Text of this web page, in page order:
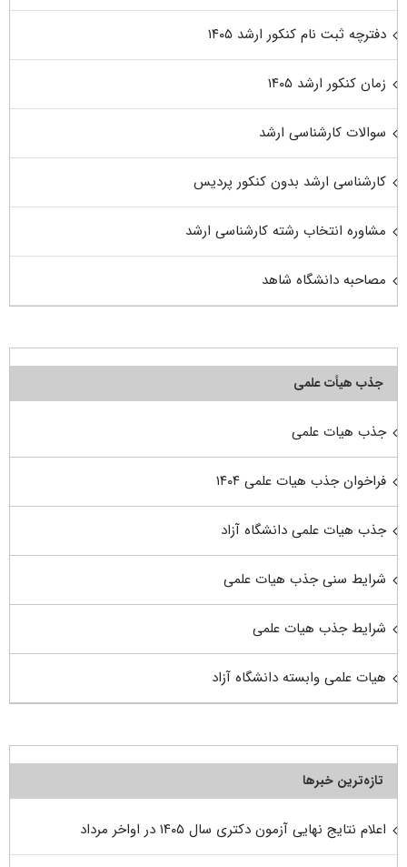
دفترچه ثبت نام کنکور ارشد ۱۴۰۵
زمان کنکور ارشد ۱۴۰۵
سوالات کارشناسی ارشد
کارشناسی ارشد بدون کنکور پردیس
مشاوره انتخاب رشته کارشناسی ارشد
مصاحبه دانشگاه شاهد
جذب هیأت علمی
جذب هیات علمی
فراخوان جذب هیات علمی ۱۴۰۴
جذب هیات علمی دانشگاه آزاد
شرایط سنی جذب هیات علمی
شرایط جذب هیات علمی
هیات علمی وابسته دانشگاه آزاد
تازه‌ترین خبرها
اعلام نتایج نهایی آزمون دکتری سال ۱۴۰۵ در اواخر مرداد